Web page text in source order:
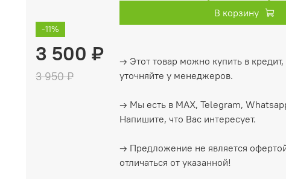
-11%
3 500 ₽
3 950 ₽
В корзину
→ Этот товар можно купить в
уточняйте у менеджеров.
→ Мы есть в MAX, Telegram,
Напишите, что Вас интересует.
→ Предложение не является
отличаться от указанной!